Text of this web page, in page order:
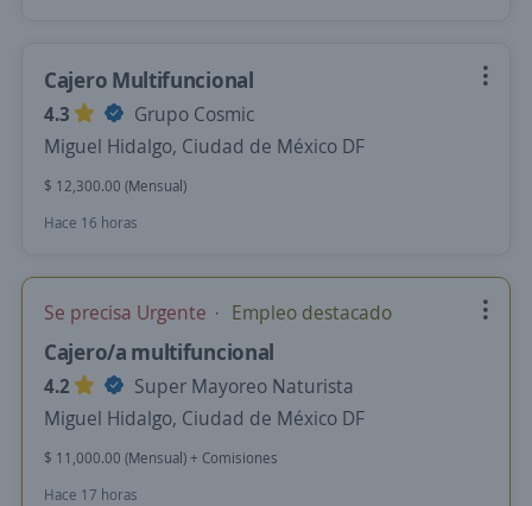
Cajero Multifuncional
4.3
Grupo Cosmic
Miguel Hidalgo, Ciudad de México DF
$ 12,300.00 (Mensual)
Hace 16 horas
Se precisa Urgente Empleo destacado
Cajero/a multifuncional
4.2
Super Mayoreo Naturista
Miguel Hidalgo, Ciudad de México DF
$ 11,000.00 (Mensual) + Comisiones
Hace 17 horas